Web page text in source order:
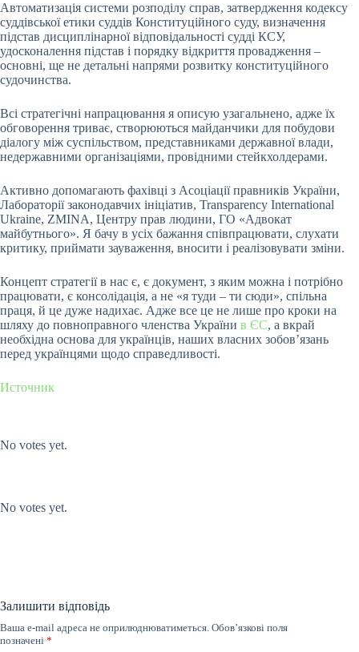
Автоматизація системи розподілу справ, затвердження кодексу
суддівської етики суддів Конституційного суду, визначення
підстав дисциплінарної відповідальності судді КСУ,
удосконалення підстав і порядку відкриття провадження –
основні, ще не детальні напрями розвитку конституційного
судочинства.
Всі стратегічні напрацювання я описую узагальнено, адже їх
обговорення триває, створюються майданчики для побудови
діалогу між суспільством, представниками державної влади,
недержавними організаціями, провідними стейкхолдерами.
Активно допомагають фахівці з Асоціації правників України,
Лабораторії законодавчих ініціатив, Transparency International
Ukraine, ZMINA, Центру прав людини, ГО «Адвокат
майбутнього». Я бачу в усіх бажання співпрацювати, слухати
критику, приймати зауваження, вносити і реалізовувати зміни.
Концепт стратегії в нас є, є документ, з яким можна і потрібно
працювати, є консолідація, а не «я туди – ти сюди», спільна
праця, й це дуже надихає. Адже все це не лише про кроки на
шляху до повноправного членства України в ЄС, а вкрай
необхідна основа для українців, наших власних зобов’язань
перед українцями щодо справедливості.
Источник
No votes yet.
No votes yet.
Залишити відповідь
Ваша e-mail адреса не оприлюднюватиметься. Обов’язкові поля
позначені *